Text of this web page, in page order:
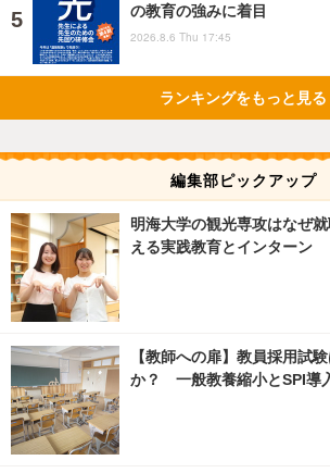
の教育の強みに着目
2026.8.6 Thu 17:45
ランキングをもっと見る
編集部ピックアップ
明海大学の観光専攻はなぜ
える実践教育とインターン
【教師への扉】教員採用試
か？ 一般教養縮小とSPI導